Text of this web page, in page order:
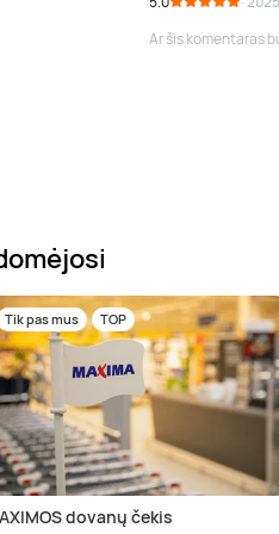
Ar šis komentaras
Tik pas mus TOP
dovanų čekis